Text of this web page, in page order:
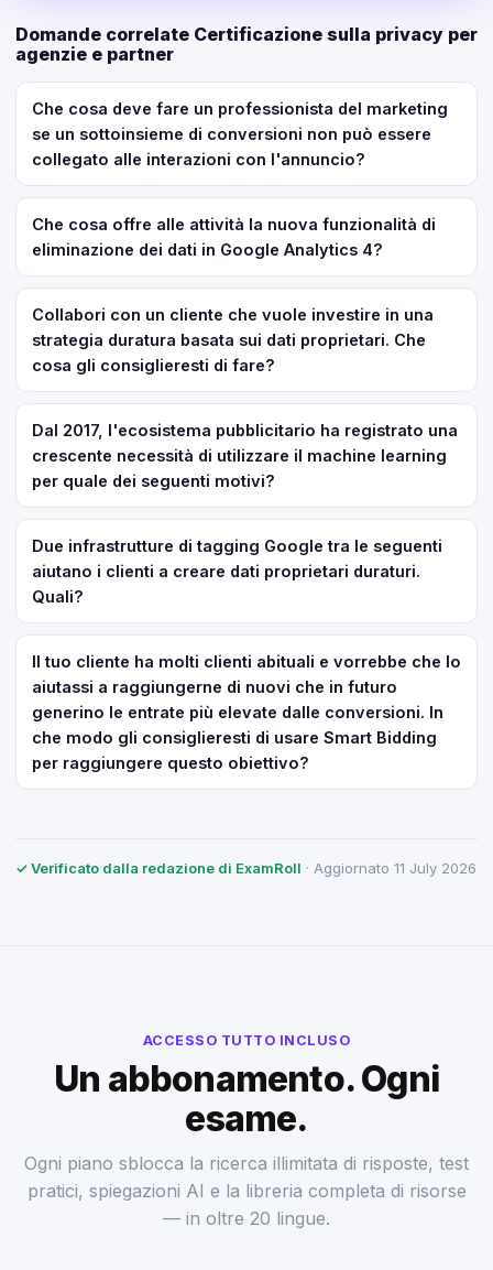
Domande correlate Certificazione sulla privacy per
agenzie e partner
Che cosa deve fare un professionista del marketing
se un sottoinsieme di conversioni non può essere
collegato alle interazioni con l'annuncio?
Che cosa offre alle attività la nuova funzionalità di
eliminazione dei dati in Google Analytics 4?
Collabori con un cliente che vuole investire in una
strategia duratura basata sui dati proprietari. Che
cosa gli consiglieresti di fare?
Dal 2017, l'ecosistema pubblicitario ha registrato una
crescente necessità di utilizzare il machine learning
per quale dei seguenti motivi?
Due infrastrutture di tagging Google tra le seguenti
aiutano i clienti a creare dati proprietari duraturi.
Quali?
Il tuo cliente ha molti clienti abituali e vorrebbe che lo
aiutassi a raggiungerne di nuovi che in futuro
generino le entrate più elevate dalle conversioni. In
che modo gli consiglieresti di usare Smart Bidding
per raggiungere questo obiettivo?
✓ Verificato dalla redazione di ExamRoll · Aggiornato 11 July 2026
ACCESSO TUTTO INCLUSO
Un abbonamento. Ogni
esame.
Ogni piano sblocca la ricerca illimitata di risposte, test
pratici, spiegazioni AI e la libreria completa di risorse
— in oltre 20 lingue.